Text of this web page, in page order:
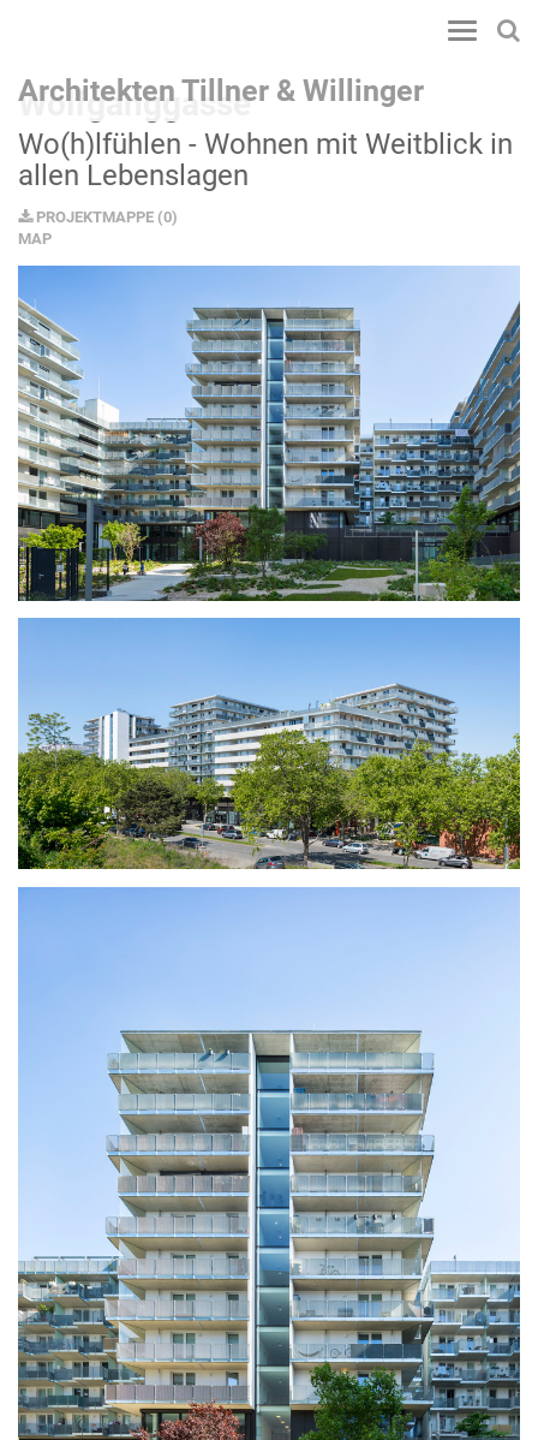
Toggle
Architekten Tillner & Willinger
Wolfganggasse
Wo(h)lfühlen - Wohnen mit Weitblick in
allen Lebenslagen
PROJEKTMAPPE (0)
MAP